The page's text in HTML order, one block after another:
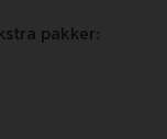
pakker: